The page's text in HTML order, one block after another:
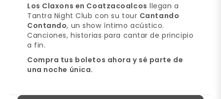
Los Claxons en Coatzacoalcos llegan a
Tantra Night Club con su tour Cantando
Contando, un show íntimo acústico.
Canciones, historias para cantar de principio
a fin.
Compra tus boletos ahora y sé parte de
una noche única.